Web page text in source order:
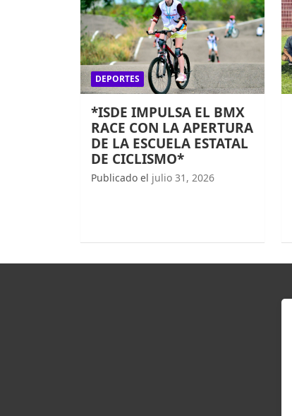
DEPORTES
*ISDE IMPULSA EL BMX
RACE CON LA APERTURA
DE LA ESCUELA ESTATAL
DE CICLISMO*
Publicado el julio 31, 2026